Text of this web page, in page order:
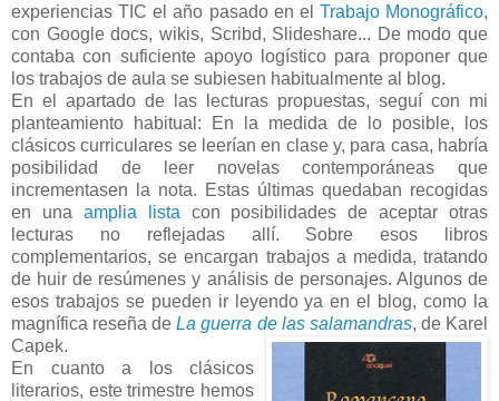
experiencias TIC el año pasado en el Trabajo Monográfico,
con Google docs, wikis, Scribd, Slideshare... De modo que
contaba con suficiente apoyo logístico para proponer que
los trabajos de aula se subiesen habitualmente al blog.
En el apartado de las lecturas propuestas, seguí con mi
planteamiento habitual: En la medida de lo posible, los
clásicos curriculares se leerían en clase y, para casa, habría
posibilidad de leer novelas contemporáneas que
incrementasen la nota. Estas últimas quedaban recogidas
en una amplia lista con posibilidades de aceptar otras
lecturas no reflejadas allí. Sobre esos libros
complementarios, se encargan trabajos a medida, tratando
de huir de resúmenes y análisis de personajes. Algunos de
esos trabajos se pueden ir leyendo ya en el blog, como la
magnífica reseña deLa guerra de las salamandras, de Karel
Capek.
En cuanto a los clásicos
literarios, este trimestre hemos